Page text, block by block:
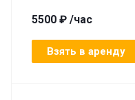
5500 ₽ /час
Взять в аренду